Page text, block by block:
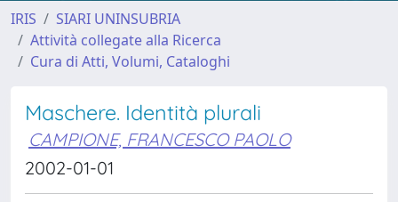
IRIS
SIARI UNINSUBRIA
Attività collegate alla Ricerca
Cura di Atti, Volumi, Cataloghi
Maschere. Identità plurali
CAMPIONE, FRANCESCO PAOLO
2002-01-01